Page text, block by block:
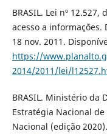
BRASIL. Lei nº
acesso a informações.
18 nov. 2011.
https://
2014/2011/lei/
BRASIL. Ministério da
Estratégia Nacional
Nacional (edição